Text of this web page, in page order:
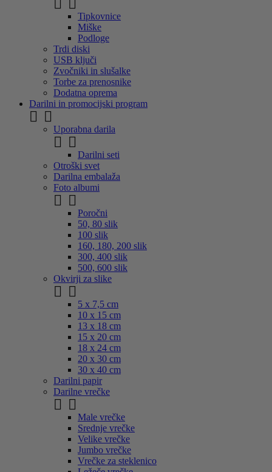
 
Tipkovnice
Miške
Podloge
Trdi diski
USB ključi
Zvočniki in slušalke
Torbe za prenosnike
Dodatna oprema
Darilni in promocijski program
 
Uporabna darila
 
Darilni seti
Otroški svet
Darilna embalaža
Foto albumi
 
Poročni
50, 80 slik
100 slik
160, 180, 200 slik
300, 400 slik
500, 600 slik
Okvirji za slike
 
5 x 7,5 cm
10 x 15 cm
13 x 18 cm
15 x 20 cm
18 x 24 cm
20 x 30 cm
30 x 40 cm
Darilni papir
Darilne vrečke
 
Male vrečke
Srednje vrečke
Velike vrečke
Jumbo vrečke
Vrečke za steklenico